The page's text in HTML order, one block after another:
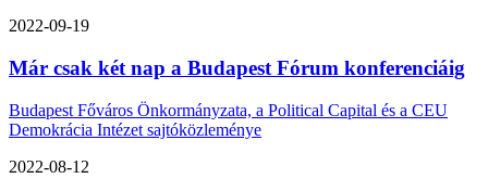
2022-09-19
Már csak két nap a Budapest Fórum konferenciáig
Budapest Főváros Önkormányzata, a Political Capital és a CEU
Demokrácia Intézet sajtóközleménye
2022-08-12